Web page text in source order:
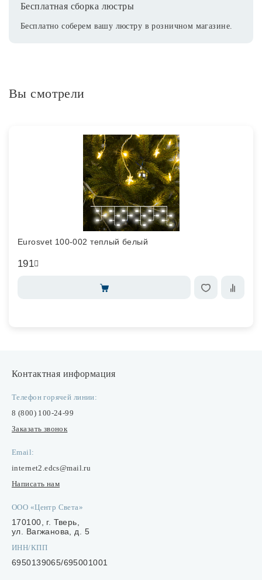
Бесплатная сборка люстры
Бесплатно соберем вашу люстру в розничном магазине.
Вы смотрели
Eurosvet 100-002 теплый белый
191
Контактная информация
Телефон горячей линии:
8 (800) 100-24-99
Заказать звонок
Email:
internet2.edcs@mail.ru
Написать нам
ООО «Центр Света»
170100, г. Тверь,
ул. Вагжанова, д. 5
ИНН/КПП
6950139065/695001001